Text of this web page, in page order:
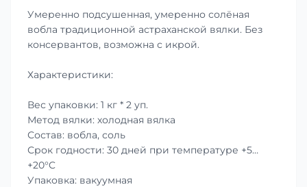
Умеренно подсушенная, умеренно солёная
вобла традиционной астраханской вялки. Без
консервантов, возможна с икрой.
Характеристики:
Вес упаковки: 1 кг * 2 уп.
Метод вялки: холодная вялка
Состав: вобла, соль
Срок годности: 30 дней при температуре +5…
+20°C
Упаковка: вакуумная